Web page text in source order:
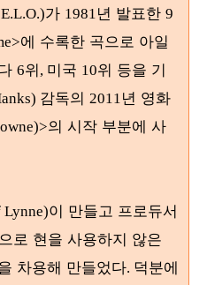
가 1981년 발표한 9
에 수록한 곡으로 아일
6위, 미국 10위 등을 기
감독의 2011년 영화
의 시작 부분에 사
Lynne)이 만들고 프로듀서
로 현을 사용하지 않은
차용해 만들었다. 덕분에